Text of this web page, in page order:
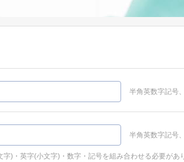
半角英数字記号
半角英数字記号
字)・英字(小文字)・数字・記号を組み合わせる必要があ